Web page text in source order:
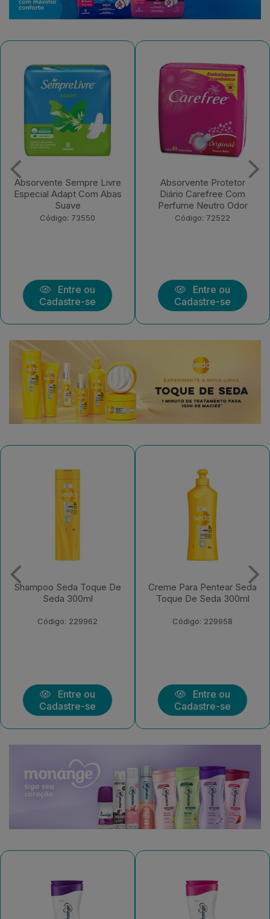
Absorvente Protetor
Diário Carefree Com
Perfume Neutro Odor
Código: 72522
Entre ou
Cadastre-se
Absorvente Sempre Livre
Adapt Plus Suave Com
Abas 32 UN
Código: 221582
Entre ou
Cadastre-se
Creme Para Pentear Seda
Toque De Seda 300ml
Código: 229958
Entre ou
Cadastre-se
Condicionador Seda
Toque De Seda 250ml
Código: 229956
Entre ou
Cadastre-se